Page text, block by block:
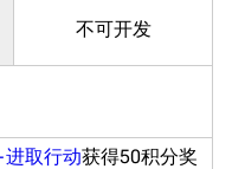
不可开发
取行动获得50积分奖